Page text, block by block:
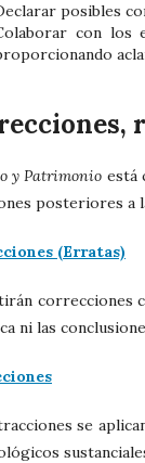
posibles
con los
y Patrimonio está
posteriores a
(Erratas)
correcciones
ni las
se